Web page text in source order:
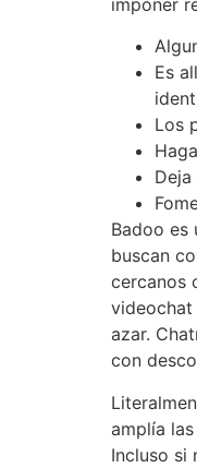
Es
Los
Badoo es
buscan
cercanos
videochat
azar.
con
amplía
Incluso si